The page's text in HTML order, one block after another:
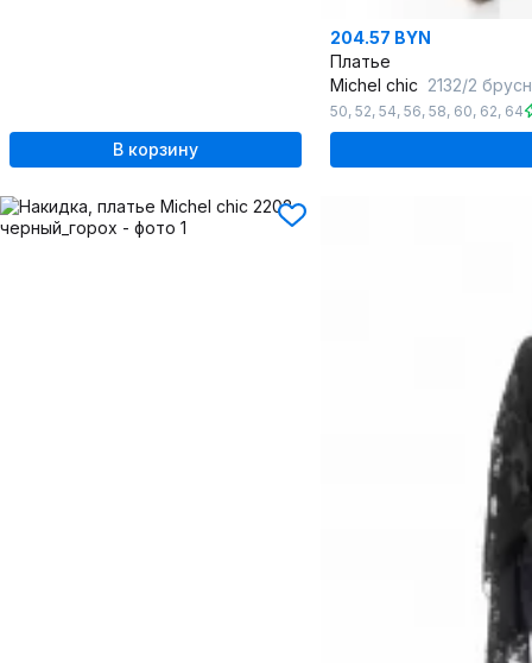
В корзину
204.57 BYN
Платье
Michel chic 2132/2
50, 52, 54, 56, 58, 60, 62, 64